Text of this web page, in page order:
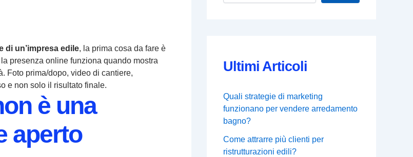
di un’impresa edile, la prima cosa da fare è
presenza online funziona quando mostra
Foto prima/dopo, video di cantiere,
e non solo il risultato finale.
è una
aperto
Ultimi Articoli
Quali strategie di marketing
funzionano per vendere arredamento
bagno?
Come attrarre più clienti per
ristrutturazioni edili?